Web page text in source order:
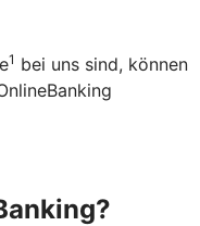
1 bei uns sind, können